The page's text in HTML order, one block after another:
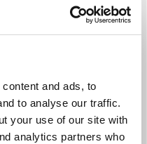
and ads, to
to analyse our traffic.
your use of our site with
analytics partners who
bestaande uit een
en een actief
nare geurtjes).